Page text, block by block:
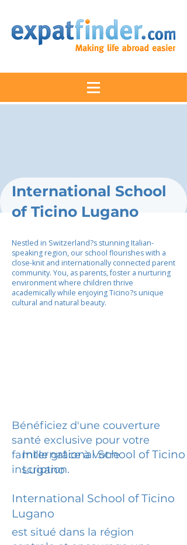
International School
of Ticino Lugano
Nestled in Switzerland?s stunning Italian-
speaking region, our school flourishes with a
close-knit and internationally connected parent
community. You, as parents, foster a nurturing
environment where children thrive
academically while enjoying Ticino?s unique
cultural and natural beauty.
Bénéficiez d'une couverture
santé exclusive pour votre
famille grâce à votre
inscription.
International School of Ticino
Lugano
International School of Ticino
Lugano
est situé dans la région